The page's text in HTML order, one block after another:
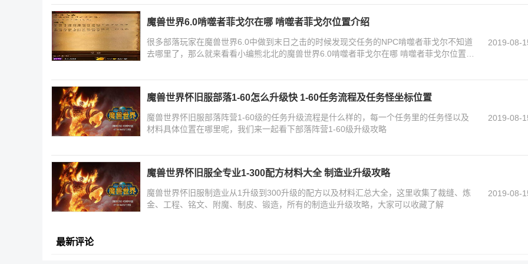
魔兽世界6.0啃噬者菲戈尔在哪 啃噬者菲戈尔位置介绍
很多部落玩家在魔兽世界6.0中做到末日之击的时候发现交任务的NPC啃噬者菲戈尔不知道
去哪里了，那么就来看看小编熊北北的魔兽世界6.0啃噬者菲戈尔在哪 啃噬者菲戈尔位置路
2019-08-
魔兽世界怀旧服部落1-60怎么升级快 1-60任务流程及任务怪坐标位置
魔兽世界怀旧服部落阵营1-60级的任务升级流程是什么样的，每一个任务里的任务怪以及
材料具体位置在哪里呢，我们来一起看下部落阵营1-60级升级攻略
2019-08-
魔兽世界怀旧服全专业1-300配方材料大全 制造业升级攻略
魔兽世界怀旧服制造业从1升级到300升级的配方以及材料汇总大全，这里收集了裁缝、炼
金、工程、铭文、附魔、制皮、锻造，所有的制造业升级攻略，大家可以收藏了解
2019-08-
最新评论